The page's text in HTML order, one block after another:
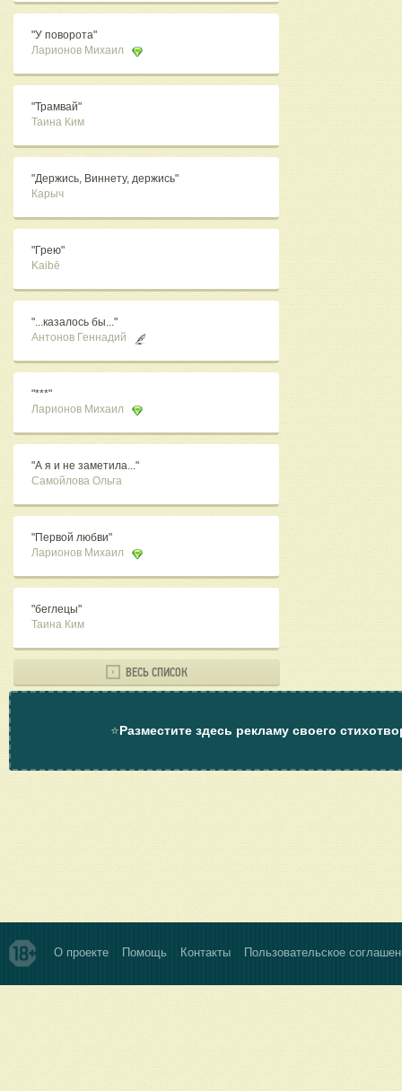
"У поворота"
Ларионов Михаил
"Трамвай"
Таина Ким
"Держись, Виннету, держись"
Карыч
"Грею"
Kaibē
"...казалось бы..."
Антонов Геннадий
"***"
Ларионов Михаил
"А я и не заметила..."
Самойлова Ольга
"Первой любви"
Ларионов Михаил
"беглецы"
Таина Ким
ВЕСЬ СПИСОК
⭐Разместите здесь рекламу своего
О проекте Помощь Контакты Пользовательское